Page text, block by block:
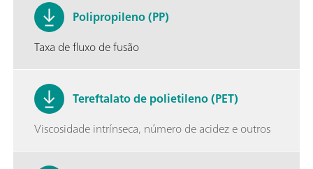
Polipropileno (PP)
Taxa de fluxo de fusão
Tereftalato de polietileno (PET)
Viscosidade intrínseca, número de acidez e outros